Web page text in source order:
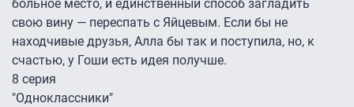
больное место, и единственный способ загладить
свою вину — переспать с Яйцевым. Если бы не
находчивые друзья, Алла бы так и поступила, но, к
счастью, у Гоши есть идея получше.
8 серия
"Одноклассники"